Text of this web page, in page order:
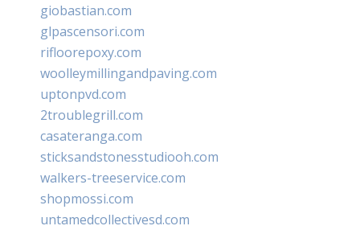
giobastian.com
glpascensori.com
rifloorepoxy.com
woolleymillingandpaving.com
uptonpvd.com
2troublegrill.com
casateranga.com
sticksandstonesstudiooh.com
walkers-treeservice.com
shopmossi.com
untamedcollectivesd.com